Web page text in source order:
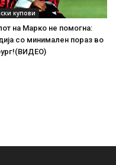
купови
на Марко не помогна:
со минимален пораз во